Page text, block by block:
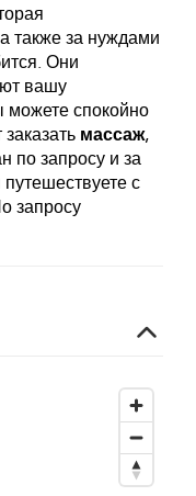
также за нуждами
Они
вашу
можете спокойно
массаж,
по запросу и за
с
запросу